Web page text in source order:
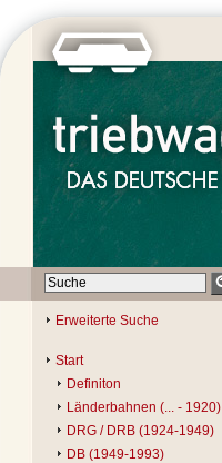
Erweiterte Suche
Start
Definiton
Länderbahnen (... - 1920)
DRG / DRB (1924-1949)
DB (1949-1993)